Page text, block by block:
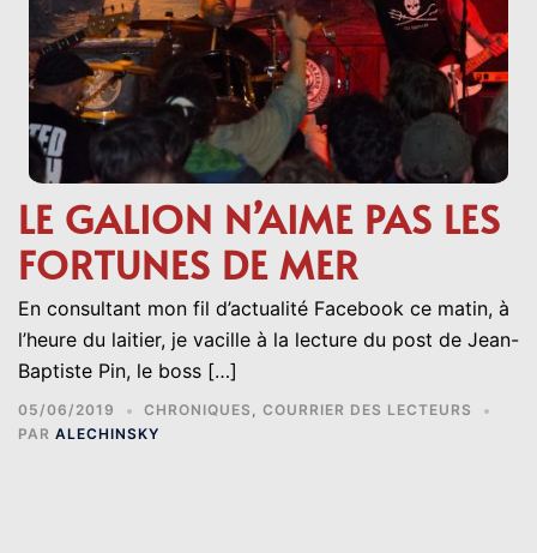
LE GALION N’AIME PAS LES
FORTUNES DE MER
En consultant mon fil d’actualité Facebook ce matin, à
l’heure du laitier, je vacille à la lecture du post de Jean-
Baptiste Pin, le boss […]
05/06/2019 CHRONIQUES , COURRIER DES LECTEURS
PAR ALECHINSKY